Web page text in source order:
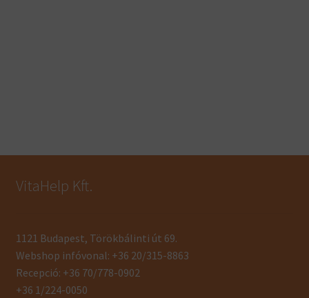
VitaHelp Kft.
1121 Budapest, Törökbálinti út 69.
Webshop infóvonal: +36 20/315-8863
Recepció: +36 70/778-0902
+36 1/224-0050